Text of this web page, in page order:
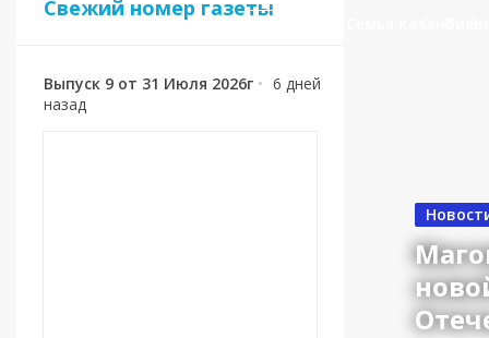
«В гостях у сказки».
Свежий номер газеты
Выпуск 9 от 31 Июля 2026г • 6 дней
назад